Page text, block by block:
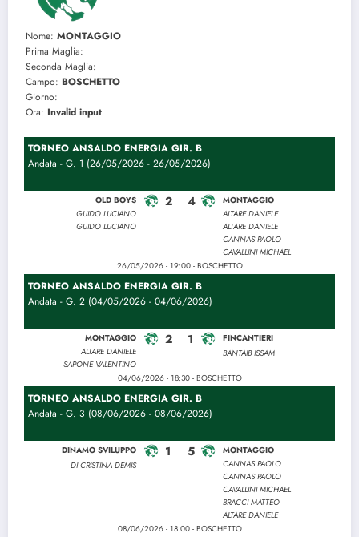
Nome: MONTAGGIO
Prima Maglia:
Seconda Maglia:
Campo: BOSCHETTO
Giorno:
Ora: Invalid input
TORNEO ANSALDO ENERGIA GIR. B
Andata - G. 1 (26/05/2026 - 26/05/2026)
OLD BOYS
GUIDO LUCIANO
GUIDO LUCIANO
2 4
MONTAGGIO
ALTARE DANIELE
ALTARE DANIELE
CANNAS PAOLO
CAVALLINI MICHAEL
26/05/2026 - 19:00 - BOSCHETTO
TORNEO ANSALDO ENERGIA GIR. B
Andata - G. 2 (04/05/2026 - 04/06/2026)
MONTAGGIO
ALTARE DANIELE
SAPONE VALENTINO
2 1
FINCANTIERI
BANTAIB ISSAM
04/06/2026 - 18:30 - BOSCHETTO
TORNEO ANSALDO ENERGIA GIR. B
Andata - G. 3 (08/06/2026 - 08/06/2026)
DINAMO SVILUPPO
DI CRISTINA DEMIS
1 5
MONTAGGIO
CANNAS PAOLO
CANNAS PAOLO
CAVALLINI MICHAEL
BRACCI MATTEO
ALTARE DANIELE
08/06/2026 - 18:00 - BOSCHETTO